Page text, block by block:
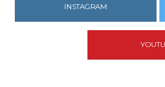
INSTAGRAM